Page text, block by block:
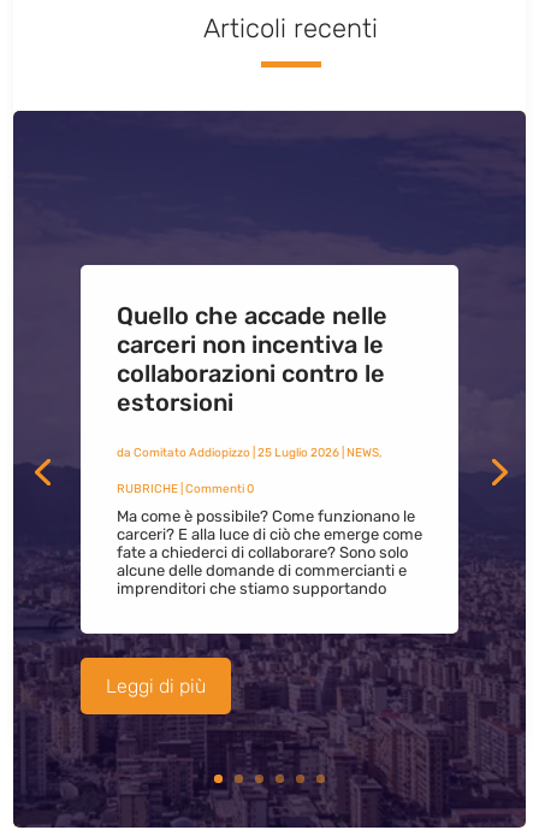
Articoli recenti
Quello che accade nelle
carceri non incentiva le
collaborazioni contro le
estorsioni
da Comitato Addiopizzo| 25 Luglio 2026| NEWS,
RUBRICHE| Commenti 0
Ma come è possibile? Come funzionano le
carceri? E alla luce di ciò che emerge come
fate a chiederci di collaborare? Sono solo
alcune delle domande di commercianti e
imprenditori che stiamo supportando
Leggi di più